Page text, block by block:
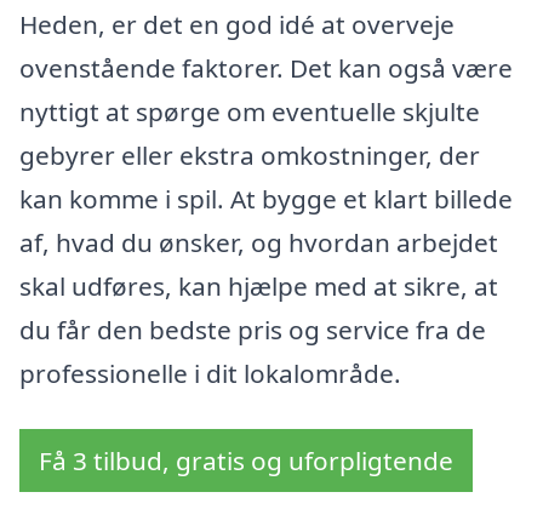
Heden, er det en god idé at overveje
ovenstående faktorer. Det kan også være
nyttigt at spørge om eventuelle skjulte
gebyrer eller ekstra omkostninger, der
kan komme i spil. At bygge et klart billede
af, hvad du ønsker, og hvordan arbejdet
skal udføres, kan hjælpe med at sikre, at
du får den bedste pris og service fra de
professionelle i dit lokalområde.
Få 3 tilbud, gratis og uforpligtende